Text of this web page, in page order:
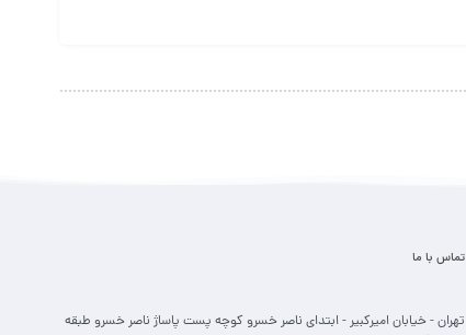
تماس با ما
تهران - خیابان امیرکبیر - ابتدای ناصر خسرو کوچه پست پاساژ ناصر خسرو طبقه